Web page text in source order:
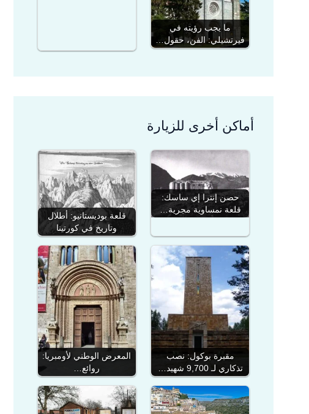
ما يجب رؤيته في
فيرتشيلي: الفن، حقول…
أماكن أخرى للزيارة
حصن إنترا إي ساسك:
قلعة نمساوية مجرية…
قلعة بوديستانيو: أطلال
وتاريخ في كورتينا
مقبرة بوكول: نصب
تذكاري لـ 9,700 شهيد…
المعرض الوطني لأومبريا:
روائع…